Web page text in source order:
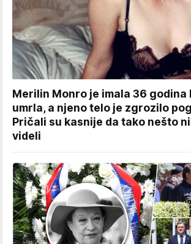
Merilin Monro je imala 36 godina
umrla, a njeno telo je zgrozilo
Pričali su kasnije da tako nešto
videli